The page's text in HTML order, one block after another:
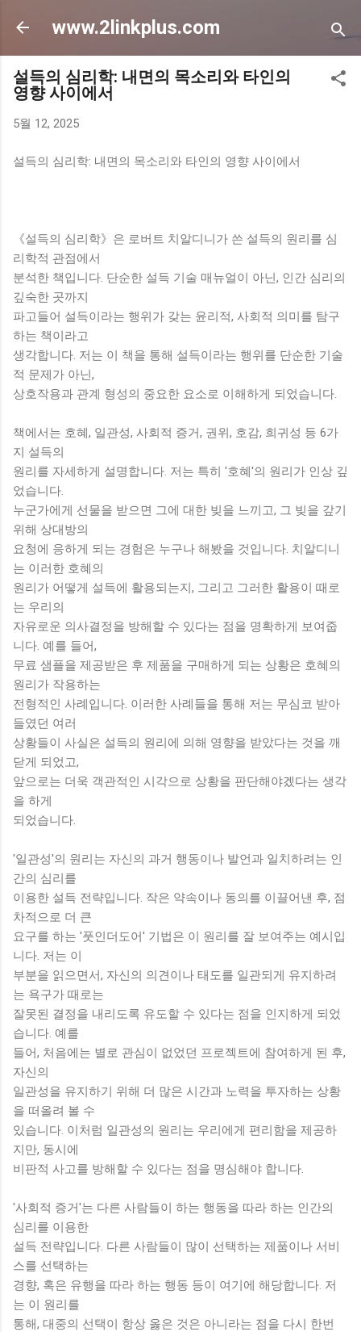
기본 콘텐츠로 건너뛰기
www.2linkplus.com
설득의 심리학: 내면의 목소리와 타인의
영향 사이에서
5월 12, 2025
설득의 심리학: 내면의 목소리와 타인의 영향 사이에서
《설득의 심리학》은 로버트 치알디니가 쓴 설득의 원리를 심
리학적 관점에서
분석한 책입니다. 단순한 설득 기술 매뉴얼이 아닌, 인간 심리의
깊숙한 곳까지
파고들어 설득이라는 행위가 갖는 윤리적, 사회적 의미를 탐구
하는 책이라고
생각합니다. 저는 이 책을 통해 설득이라는 행위를 단순한 기술
적 문제가 아닌,
상호작용과 관계 형성의 중요한 요소로 이해하게 되었습니다.
책에서는 호혜, 일관성, 사회적 증거, 권위, 호감, 희귀성 등 6가
지 설득의
원리를 자세하게 설명합니다. 저는 특히 '호혜'의 원리가 인상 깊
었습니다.
누군가에게 선물을 받으면 그에 대한 빚을 느끼고, 그 빚을 갚기
위해 상대방의
요청에 응하게 되는 경험은 누구나 해봤을 것입니다. 치알디니
는 이러한 호혜의
원리가 어떻게 설득에 활용되는지, 그리고 그러한 활용이 때로
는 우리의
자유로운 의사결정을 방해할 수 있다는 점을 명확하게 보여줍
니다. 예를 들어,
무료 샘플을 제공받은 후 제품을 구매하게 되는 상황은 호혜의
원리가 작용하는
전형적인 사례입니다. 이러한 사례들을 통해 저는 무심코 받아
들였던 여러
상황들이 사실은 설득의 원리에 의해 영향을 받았다는 것을 깨
닫게 되었고,
앞으로는 더욱 객관적인 시각으로 상황을 판단해야겠다는 생각
을 하게
되었습니다.
'일관성'의 원리는 자신의 과거 행동이나 발언과 일치하려는 인
간의 심리를
이용한 설득 전략입니다. 작은 약속이나 동의를 이끌어낸 후, 점
차적으로 더 큰
요구를 하는 '풋인더도어' 기법은 이 원리를 잘 보여주는 예시입
니다. 저는 이
부분을 읽으면서, 자신의 의견이나 태도를 일관되게 유지하려
는 욕구가 때로는
잘못된 결정을 내리도록 유도할 수 있다는 점을 인지하게 되었
습니다. 예를
들어, 처음에는 별로 관심이 없었던 프로젝트에 참여하게 된 후,
자신의
일관성을 유지하기 위해 더 많은 시간과 노력을 투자하는 상황
을 떠올려 볼 수
있습니다. 이처럼 일관성의 원리는 우리에게 편리함을 제공하
지만, 동시에
비판적 사고를 방해할 수 있다는 점을 명심해야 합니다.
'사회적 증거'는 다른 사람들이 하는 행동을 따라 하는 인간의
심리를 이용한
설득 전략입니다. 다른 사람들이 많이 선택하는 제품이나 서비
스를 선택하는
경향, 혹은 유행을 따라 하는 행동 등이 여기에 해당합니다. 저
는 이 원리를
통해, 대중의 선택이 항상 옳은 것은 아니라는 점을 다시 한번